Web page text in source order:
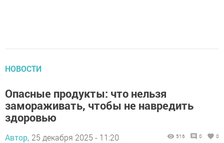
НОВОСТИ
Опасные продукты: что нельзя
замораживать, чтобы не навредить
здоровью
Автор, 25 декабря 2025 - 11:20 516 0 0